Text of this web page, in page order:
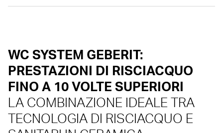
WC SYSTEM GEBERIT:
PRESTAZIONI DI RISCIACQUO
FINO A 10 VOLTE SUPERIORI
LA COMBINAZIONE IDEALE TRA
TECNOLOGIA DI RISCIACQUO E